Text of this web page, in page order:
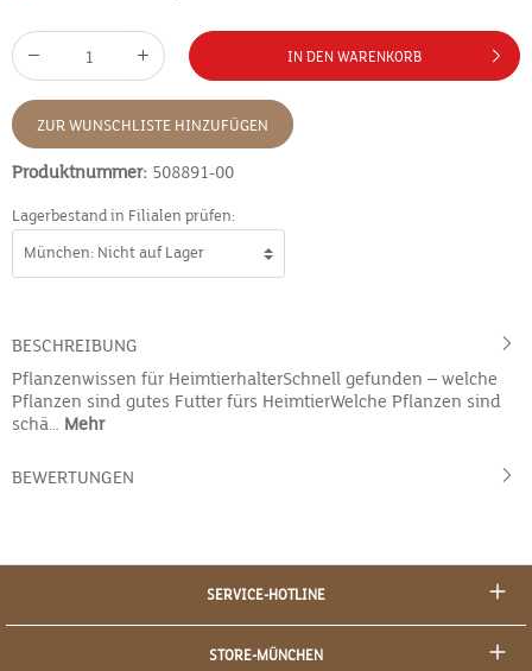
IN DEN WARENKORB
ZUR WUNSCHLISTE HINZUFÜGEN
Produktnummer: 508891-00
Lagerbestand in Filialen prüfen:
BESCHREIBUNG
Pflanzenwissen für HeimtierhalterSchnell gefunden – welche
Pflanzen sind gutes Futter fürs HeimtierWelche Pflanzen sind
schä… Mehr
BEWERTUNGEN
SERVICE-HOTLINE
STORE-MÜNCHEN